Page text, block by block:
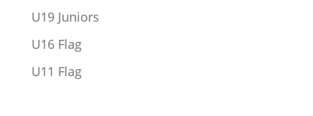
U19 Juniors
U16 Flag
U11 Flag